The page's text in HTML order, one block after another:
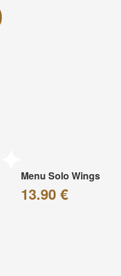
Menu Solo Wings
13.90 €